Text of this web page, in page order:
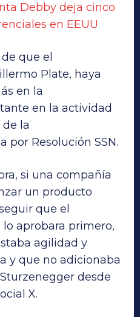
Debby deja cinco
en EEUU
que el
Plate, haya
en la
en la actividad
la
por Resolución SSN.
si una compañía
un producto
que el
aprobara primero,
agilidad y
y que no adicionaba
desde
X.